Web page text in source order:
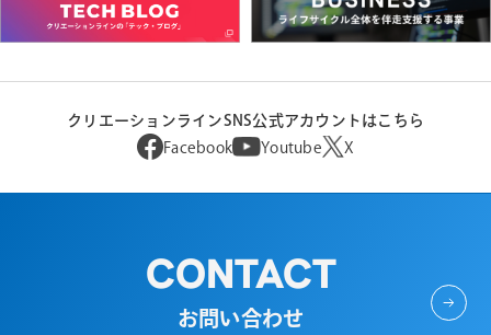
クリエーションラインSNS公式アカウントはこちら
Facebook
Youtube X
CONTACT
お問い合わせ